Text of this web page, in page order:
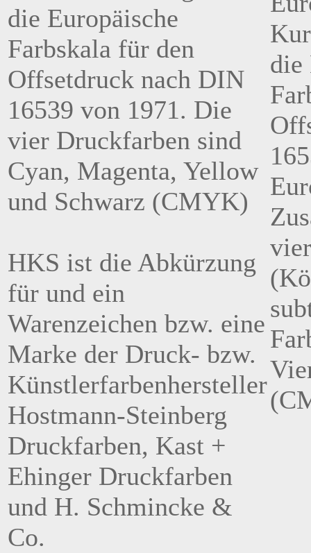
die Europäische
Farbskala für den
Offsetdruck nach DIN
16539 von 1971. Die
vier Druckfarben sind
Cyan, Magenta, Yellow
und Schwarz (CMYK)
HKS ist die Abkürzung
für und ein
Warenzeichen bzw. eine
Marke der Druck- bzw.
Künstlerfarbenhersteller
Hostmann-Steinberg
Druckfarben, Kast +
Ehinger Druckfarben
und H. Schmincke &
Co.
die